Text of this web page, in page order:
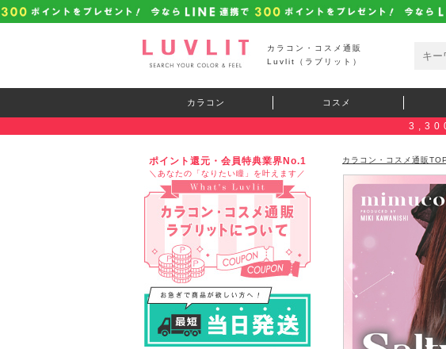
カラコン・コスメ通販
Luvlit（ラブリット）
カラコン コスメ
ポイント還元・会員特典業界No.1
＼あなたの「なりたい瞳」を叶えます／
カラコン・コスメ通販TOP